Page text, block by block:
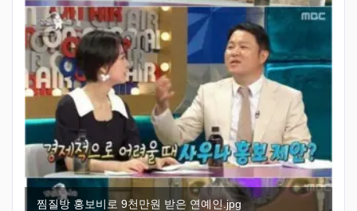
찜질방 홍보비로 9천만원 받은 연예인.jpg